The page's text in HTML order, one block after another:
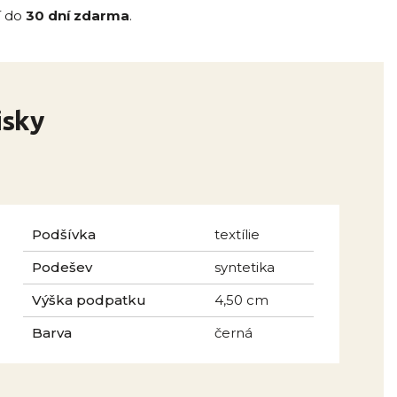
do 30 dní zdarma.
Podšívka
textílie
Podešev
syntetika
Výška podpatku
4,50 cm
Barva
černá